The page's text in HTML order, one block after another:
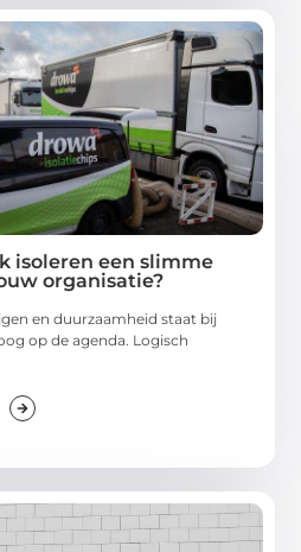
isoleren een slimme
organisatie?
en duurzaamheid staat bij
op de agenda. Logisch